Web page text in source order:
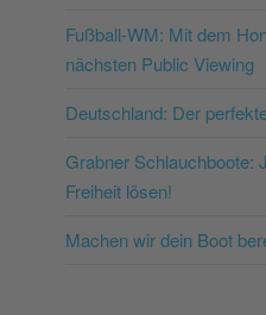
Mehr
powered by
Consent
Fußball-WM: Mit dem
nächsten Public Viewing
Deutschland: Der
Grabner Schlauchboote:
Freiheit lösen!
Machen wir dein Boot